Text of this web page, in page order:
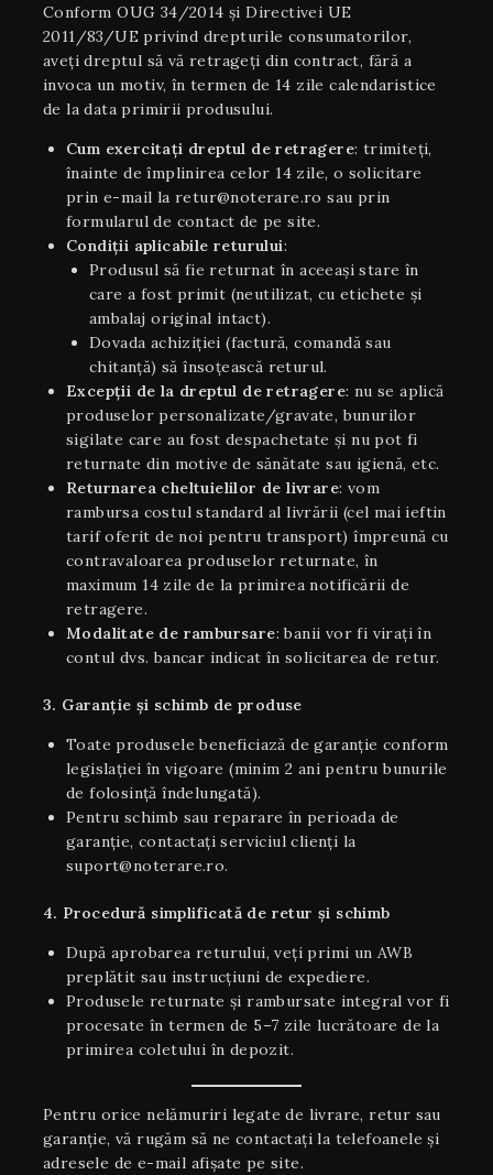
Conform OUG 34/2014 și Directivei UE
2011/83/UE privind drepturile consumatorilor,
aveți dreptul să vă retrageți din contract, fără a
invoca un motiv, în termen de 14 zile calendaristice
de la data primirii produsului.
Cum exercitați dreptul de retragere: trimiteți,
înainte de împlinirea celor 14 zile, o solicitare
prin e-mail la retur@noterare.ro sau prin
formularul de contact de pe site.
Condiţii aplicabile returului:
Produsul să fie returnat în aceeaşi stare în
care a fost primit (neutilizat, cu etichete și
ambalaj original intact).
Dovada achiziției (factură, comandă sau
chitanță) să însoțească returul.
Excepții de la dreptul de retragere: nu se aplică
produselor personalizate/gravate, bunurilor
sigilate care au fost despachetate și nu pot fi
returnate din motive de sănătate sau igienă, etc.
Returnarea cheltuielilor de livrare: vom
rambursa costul standard al livrării (cel mai ieftin
tarif oferit de noi pentru transport) împreună cu
contravaloarea produselor returnate, în
maximum 14 zile de la primirea notificării de
retragere.
Modalitate de rambursare: banii vor fi virați în
contul dvs. bancar indicat în solicitarea de retur.
3. Garanție și schimb de produse
Toate produsele beneficiază de garanție conform
legislației în vigoare (minim 2 ani pentru bunurile
de folosință îndelungată).
Pentru schimb sau reparare în perioada de
garanție, contactați serviciul clienți la
suport@noterare.ro.
4. Procedură simplificată de retur și schimb
După aprobarea returului, veți primi un AWB
preplătit sau instrucțiuni de expediere.
Produsele returnate și rambursate integral vor fi
procesate în termen de 5–7 zile lucrătoare de la
primirea coletului în depozit.
Pentru orice nelămuriri legate de livrare, retur sau
garanţie, vă rugăm să ne contactați la telefoanele și
adresele de e-mail afișate pe site.